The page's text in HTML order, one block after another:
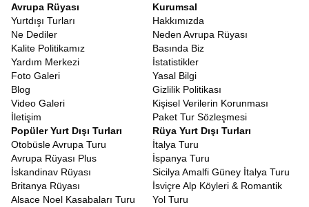
Avrupa Rüyası
Yurtdışı Turları
Ne Dediler
Kalite Politikamız
Yardım Merkezi
Foto Galeri
Blog
Video Galeri
İletişim
Kurumsal
Hakkımızda
Neden Avrupa Rüyası
Basında Biz
İstatistikler
Yasal Bilgi
Gizlilik Politikası
Kişisel Verilerin Korunması
Paket Tur Sözleşmesi
Popüler Yurt Dışı Turları
Otobüsle Avrupa Turu
Avrupa Rüyası Plus
İskandinav Rüyası
Britanya Rüyası
Alsace Noel Kasabaları Turu
Rüya Yurt Dışı Turları
İtalya Turu
İspanya Turu
Sicilya Amalfi Güney İtalya Turu
İsviçre Alp Köyleri & Romantik
Yol Turu